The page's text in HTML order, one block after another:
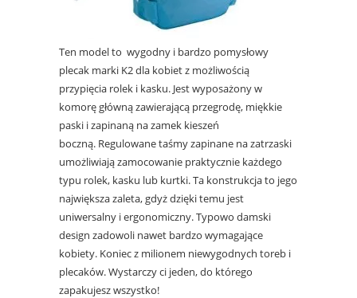
Ten model to wygodny i bardzo pomysłowy
plecak marki K2 dla kobiet z możliwością
przypięcia rolek i kasku. Jest wyposażony w
komorę główną zawierającą przegrodę, miękkie
paski i zapinaną na zamek kieszeń
boczną. Regulowane taśmy zapinane na zatrzaski
umożliwiają zamocowanie praktycznie każdego
typu rolek, kasku lub kurtki. Ta konstrukcja to jego
największa zaleta, gdyż dzięki temu jest
uniwersalny i ergonomiczny. Typowo damski
design zadowoli nawet bardzo wymagające
kobiety. Koniec z milionem niewygodnych toreb i
plecaków. Wystarczy ci jeden, do którego
zapakujesz wszystko!